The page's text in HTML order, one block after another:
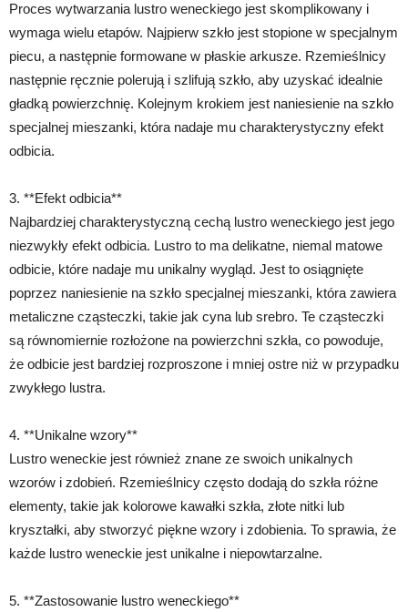
Proces wytwarzania lustro weneckiego jest skomplikowany i
wymaga wielu etapów. Najpierw szkło jest stopione w specjalnym
piecu, a następnie formowane w płaskie arkusze. Rzemieślnicy
następnie ręcznie polerują i szlifują szkło, aby uzyskać idealnie
gładką powierzchnię. Kolejnym krokiem jest naniesienie na szkło
specjalnej mieszanki, która nadaje mu charakterystyczny efekt
odbicia.
3. **Efekt odbicia**
Najbardziej charakterystyczną cechą lustro weneckiego jest jego
niezwykły efekt odbicia. Lustro to ma delikatne, niemal matowe
odbicie, które nadaje mu unikalny wygląd. Jest to osiągnięte
poprzez naniesienie na szkło specjalnej mieszanki, która zawiera
metaliczne cząsteczki, takie jak cyna lub srebro. Te cząsteczki
są równomiernie rozłożone na powierzchni szkła, co powoduje,
że odbicie jest bardziej rozproszone i mniej ostre niż w przypadku
zwykłego lustra.
4. **Unikalne wzory**
Lustro weneckie jest również znane ze swoich unikalnych
wzorów i zdobień. Rzemieślnicy często dodają do szkła różne
elementy, takie jak kolorowe kawałki szkła, złote nitki lub
kryształki, aby stworzyć piękne wzory i zdobienia. To sprawia, że
każde lustro weneckie jest unikalne i niepowtarzalne.
5. **Zastosowanie lustro weneckiego**